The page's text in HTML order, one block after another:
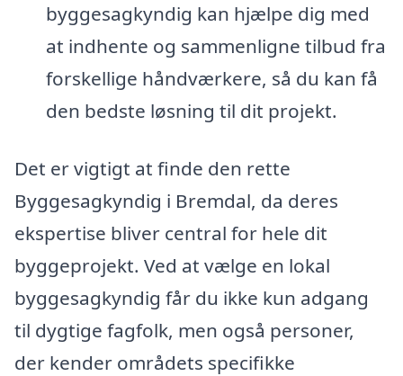
byggesagkyndig kan hjælpe dig med
at indhente og sammenligne tilbud fra
forskellige håndværkere, så du kan få
den bedste løsning til dit projekt.
Det er vigtigt at finde den rette
Byggesagkyndig i Bremdal, da deres
ekspertise bliver central for hele dit
byggeprojekt. Ved at vælge en lokal
byggesagkyndig får du ikke kun adgang
til dygtige fagfolk, men også personer,
der kender områdets specifikke